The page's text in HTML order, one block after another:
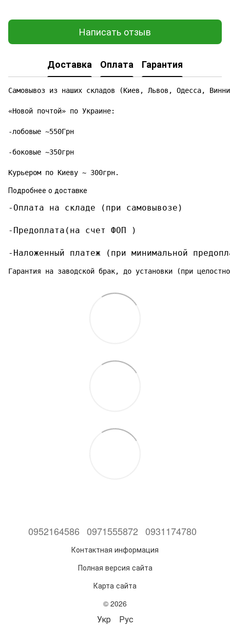
Написать отзыв
Доставка Оплата Гарантия
Самовывоз из наших складов (Киев, Львов, Одесса,
«Новой почтой» по Украине:
-лобовые ~550Грн
-боковые ~350грн
Курьером по Киеву ~ 300грн.
Подробнее о доставке
-Оплата на складе (при самовывозе)
-Предоплата(на счет ФОП )
-Наложенный платеж (при минимальной
Гарантия на заводской брак, до установки (при
0952164586 0971555872 0931174780
Контактная информация
Полная версия сайта
Карта сайта
© 2026
Укр Рус